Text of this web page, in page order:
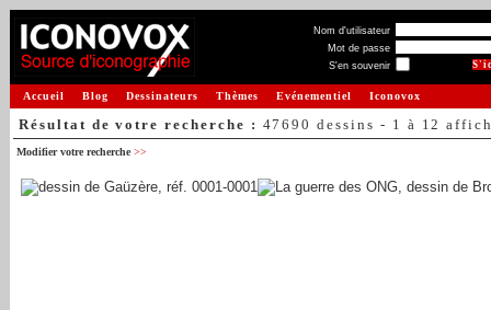
Nom d'utilisateur
Mot de passe
S'en souvenir
Accueil Blog Dessinateurs Thèmes Evénementiel Iconovox
Résultat de votre recherche : 47690 dessins - 1 à 12
Modifier votre recherche >>